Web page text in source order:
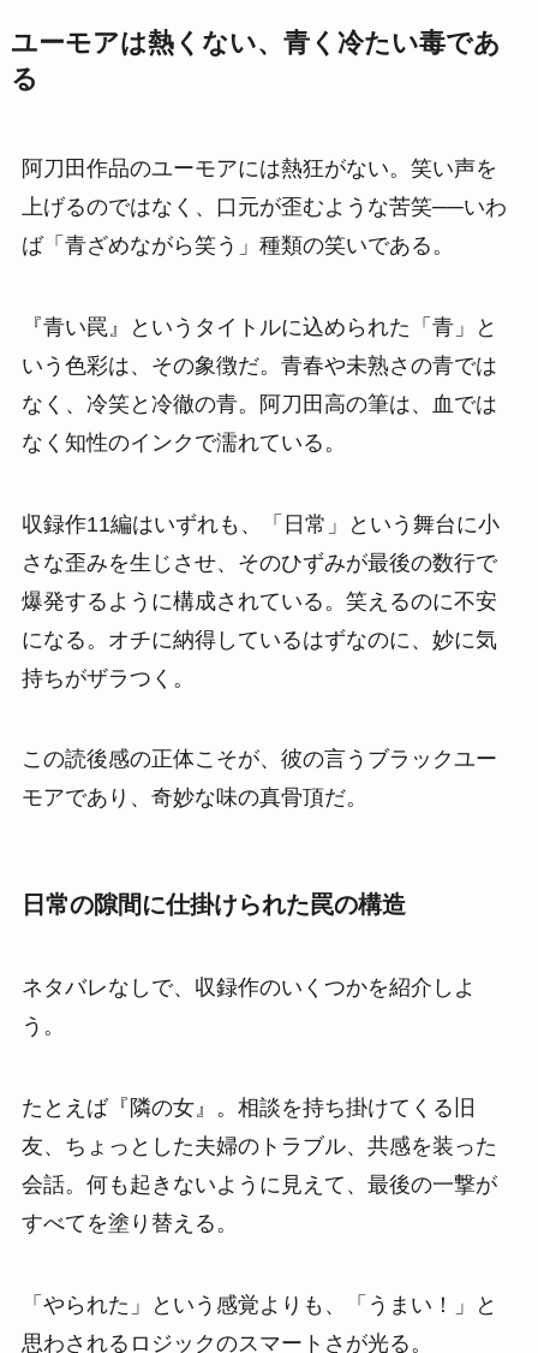
ユーモアは熱くない、青く冷たい毒であ
る
阿刀田作品のユーモアには熱狂がない。笑い声を
上げるのではなく、口元が歪むような苦笑──いわ
ば「青ざめながら笑う」種類の笑いである。
『青い罠』というタイトルに込められた「青」と
いう色彩は、その象徴だ。青春や未熟さの青では
なく、冷笑と冷徹の青。阿刀田高の筆は、血では
なく知性のインクで濡れている。
収録作11編はいずれも、「日常」という舞台に小
さな歪みを生じさせ、そのひずみが最後の数行で
爆発するように構成されている。笑えるのに不安
になる。オチに納得しているはずなのに、妙に気
持ちがザラつく。
この読後感の正体こそが、彼の言うブラックユー
モアであり、奇妙な味の真骨頂だ。
日常の隙間に仕掛けられた罠の構造
ネタバレなしで、収録作のいくつかを紹介しよ
う。
たとえば『隣の女』。相談を持ち掛けてくる旧
友、ちょっとした夫婦のトラブル、共感を装った
会話。何も起きないように見えて、最後の一撃が
すべてを塗り替える。
「やられた」という感覚よりも、「うまい！」と
思わされるロジックのスマートさが光る。